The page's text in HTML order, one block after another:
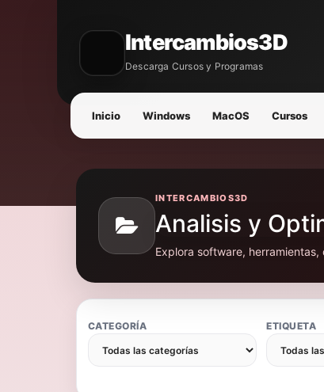
Intercambios3D
Descarga Cursos y Programas
Inicio Windows MacOS Cursos
INTERCAMBIOS3D
Analisis y
Explora software,
CATEGORÍA ETIQUETA